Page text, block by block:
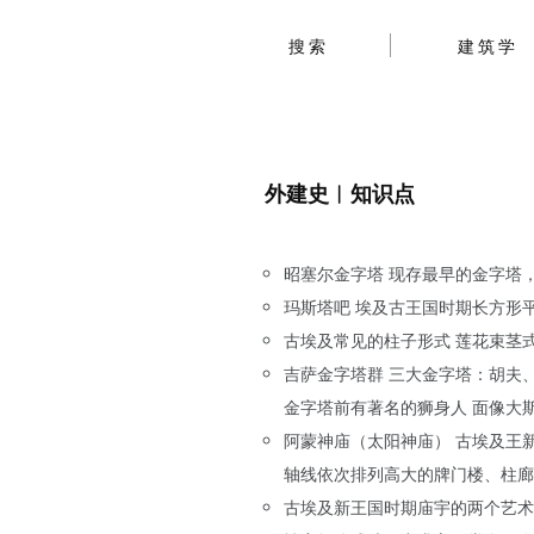
搜索 建筑学
外建史︱知识点
昭塞尔金字塔 现存最早的金字塔
玛斯塔吧 埃及古王国时期长方形
古埃及常见的柱子形式 莲花束茎
吉萨金字塔群 三大金字塔：胡夫
金字塔前有著名的狮身人 面像大
阿蒙神庙（太阳神庙） 古埃及王
轴线依次排列高大的牌门楼、柱
古埃及新王国时期庙宇的两个艺